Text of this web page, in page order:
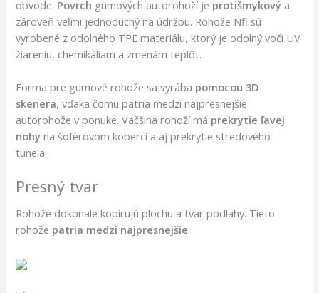
obvode. Povrch gumových autorohoží je protišmykový a
zároveň veľmi jednoduchý na údržbu. Rohože Nfl sú
vyrobené z odolného TPE materiálu, ktorý je odolný voči UV
žiareniu, chemikáliam a zmenám teplôt.
Forma pre gumové rohože sa vyrába pomocou 3D
skenera, vďaka čomu patria medzi najpresnejšie
autorohože v ponuke. Väčšina rohoží má prekrytie ľavej
nohyna šoférovom koberci a aj prekrytie stredového
tunela.
Presný tvar
Rohože dokonale kopírujú plochu a tvar podlahy. Tieto
rohože patria medzi najpresnejšie.